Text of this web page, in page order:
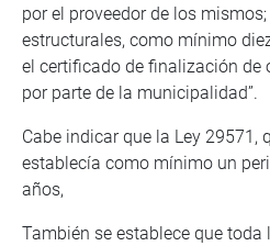
por el proveedor de los
estructurales, como mínimo
el certificado de finalización de
por parte de la municipalidad”.
Cabe indicar que la Ley 29571,
establecía como mínimo un
años,
También se establece que